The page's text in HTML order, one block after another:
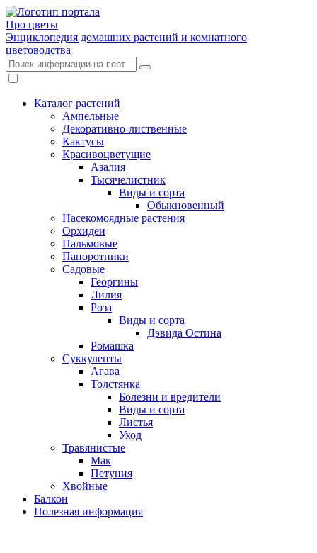
Про цветы
Энциклопедия домашних растений и комнатного
цветоводства
Каталог растений
Ампельные
Декоративно-лиственные
Кактусы
Красивоцветущие
Азалия
Тысячелистник
Виды и сорта
Обыкновенный
Насекомоядные растения
Орхидеи
Пальмовые
Папоротники
Садовые
Георгины
Лилия
Роза
Виды и сорта
Дэвида Остина
Ромашка
Суккуленты
Агава
Толстянка
Болезни и вредители
Виды и сорта
Листья
Уход
Травянистые
Мак
Петуния
Хвойные
Балкон
Полезная информация